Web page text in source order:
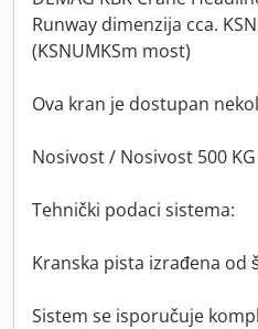
Runway dimenzija cca.
(KSNUMKSm most)
Ova kran je dostupan
Nosivost / Nosivost 500
Tehnički podaci sistema:
Kranska pista izrađena od
Sistem se isporučuje